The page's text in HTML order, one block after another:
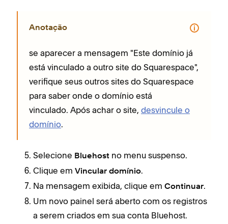
Anotação
se aparecer a mensagem "Este domínio já
está vinculado a outro site do Squarespace",
verifique seus outros sites do Squarespace
para saber onde o domínio está
vinculado. Após achar o site, desvincule o
domínio.
Selecione Bluehost no menu suspenso.
Clique em Vincular domínio.
Na mensagem exibida, clique em Continuar.
Um novo painel será aberto com os registros
a serem criados em sua conta Bluehost.